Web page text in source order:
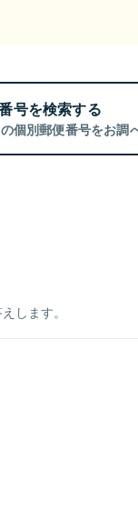
号を検索する
個別郵便番号をお調
します。